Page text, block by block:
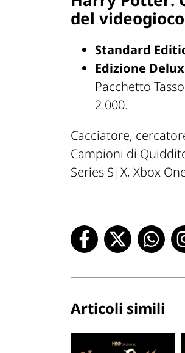
del videogioco
Standard
Edizione
Pacchetto
2.000.
Cacciatore,
Campioni di
Series S|X, Xbox
Articoli simili